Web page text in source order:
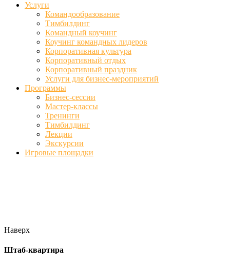
Услуги
Командообразование
Тимбилдинг
Командный коучинг
Коучинг командных лидеров
Корпоративная культура
Корпоративный отдых
Корпоративный праздник
Услуги для бизнес-мероприятий
Программы
Бизнес-сессии
Мастер-классы
Тренинги
Тимбилдинг
Лекции
Экскурсии
Игровые площадки
Наверх
Штаб-квартира